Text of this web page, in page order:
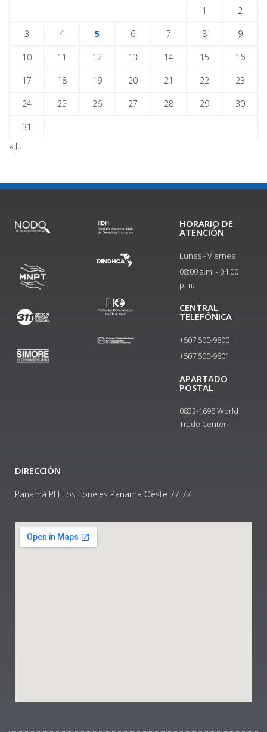
1 2
3 4 5 6 7 8 9
10 11 12 13 14 15 16
17 18 19 20 21 22 23
24 25 26 27 28 29 30
31
« Jul
HORARIO DE
ATENCIÓN
Lunes - Viernes
08:00 a.m. - 04:00
p.m.
CENTRAL
TELEFÓNICA
+507 500-9800
+507 500-9801​
APARTADO
POSTAL
0832-1695 World
Trade Center
DIRECCIÓN
Panamá PH Los Toneles Panama Oeste 77 77